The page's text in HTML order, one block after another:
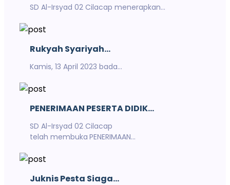
SD Al-Irsyad 02 Cilacap menerapkan...
Rukyah Syariyah...
Kamis, 13 April 2023 bada...
PENERIMAAN PESERTA DIDIK...
SD Al-Irsyad 02 Cilacap
telah membuka PENERIMAAN...
Juknis Pesta Siaga...